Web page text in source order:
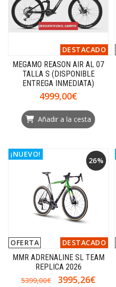
DESTACADO
MEGAMO REASON AIR AL 07
TALLA S (DISPONIBLE
ENTREGA INMEDIATA)
4999,00€
Añadir a la cesta
26%
OFERTA DESTACADO
¡NUEVO!
MMR ADRENALINE SL TEAM
REPLICA 2026
5399,00€
3995,26€